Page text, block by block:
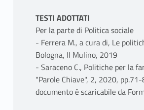
TESTI ADOTTATI
Per la parte di Politica sociale
- Ferrera M., a cura di, Le
Bologna, Il Mulino, 2019
- Saraceno C., Politiche per la
"Parole Chiave", 2, 2020,
documento è scaricabile da